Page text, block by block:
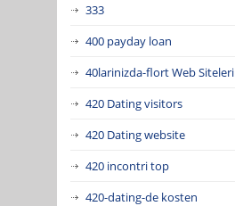
333
400 payday loan
40larinizda-flort Web Siteleri
420 Dating visitors
420 Dating website
420 incontri top
420-dating-de kosten